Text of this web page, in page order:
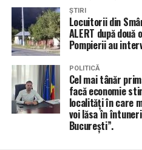
ȘTIRI
Locuitorii din
ALERT după
Pompierii au
POLITICĂ
Cel mai tânăr
facă economie
localități în care
voi lăsa în
București”.